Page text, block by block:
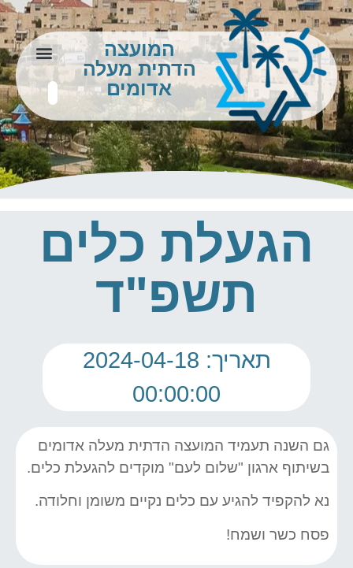
המועצה
הדתית מעלה
אדומים
הגעלת כלים
תשפ"ד
תאריך: 2024-04-18
00:00:00
גם השנה תעמיד המועצה הדתית מעלה אדומים
בשיתוף ארגון "שלום לעם" מוקדים להגעלת כלים.
נא להקפיד להגיע עם כלים נקיים משומן וחלודה.
פסח כשר ושמח!